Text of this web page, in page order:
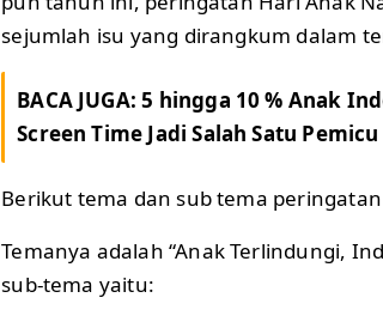
sejumlah isu yang dirangkum dalam
BACA JUGA:5 hingga 10 % Anak
Screen Time Jadi Salah Satu Pemicu
Berikut tema dan sub tema
Temanya adalah “Anak Terlindungi,
sub-tema yaitu: